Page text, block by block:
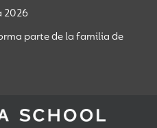
2026
parte de la familia de